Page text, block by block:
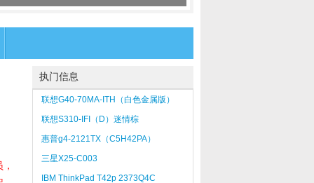
执门信息
联想G40-70MA-ITH（白色金属版）
联想S310-IFI（D）迷情棕
惠普g4-2121TX（C5H42PA）
三星X25-C003
IBM ThinkPad T42p 2373Q4C